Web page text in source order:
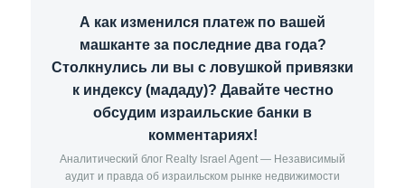
А как изменился платеж по вашей
машканте за последние два года?
Столкнулись ли вы с ловушкой привязки
к индексу (мададу)? Давайте честно
обсудим израильские банки в
комментариях!
Аналитический блог Realty Israel Agent — Независимый
аудит и правда об израильском рынке недвижимости